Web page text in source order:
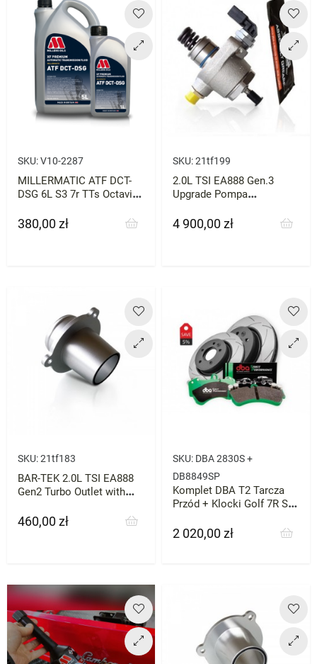
SKU:V10-2287
MILLERMATIC ATF DCT-
DSG 6L S3 7r TTs Octavia
Cena
380,00 zł
SKU:21tf199
2.0L TSI EA888 Gen.3
Upgrade Pompa
BAR-TEK
Cena
4 900,00 zł
SKU:21tf183
BAR-TEK 2.0L TSI EA888
Gen2 Turbo Outlet with
Cena
460,00 zł
SKU: DBA 2830S +
DB8849SP
Komplet DBA T2 Tarcza
Przód + Klocki Golf 7R S3
Cena
2 020,00 zł